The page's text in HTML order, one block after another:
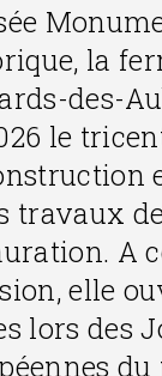
la
des-
le
travaux de
A
elle
lors des